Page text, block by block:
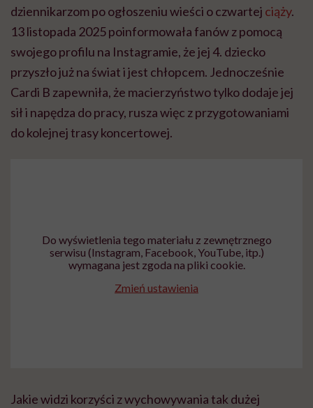
dziennikarzom po ogłoszeniu wieści o czwartej ciąży.
13 listopada 2025 poinformowała fanów z pomocą
swojego profilu na Instagramie, że jej 4. dziecko
przyszło już na świat i jest chłopcem. Jednocześnie
Cardi B zapewniła, że macierzyństwo tylko dodaje jej
sił i napędza do pracy, rusza więc z przygotowaniami
do kolejnej trasy koncertowej.
Do wyświetlenia tego materiału z zewnętrznego
serwisu (Instagram, Facebook, YouTube, itp.)
wymagana jest zgoda na pliki cookie.
Zmień ustawienia
Jakie widzi korzyści z wychowywania tak dużej